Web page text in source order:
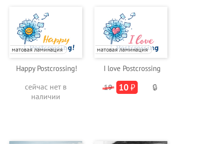
матовая ламинация
Happy Postcrossing!
сейчас нет в
наличии
матовая ламинация
I love Postcrossing
19 10₽ 🔒